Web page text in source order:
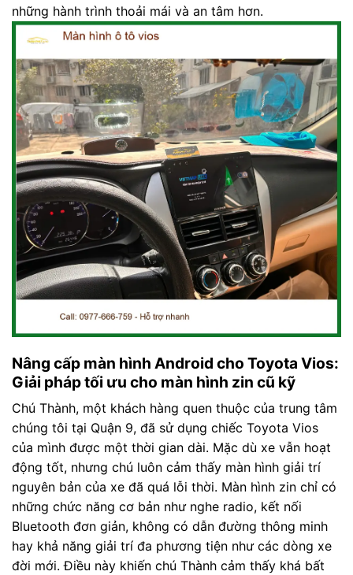
những hành trình thoải mái và an tâm hơn.
Nâng cấp màn hình Android cho Toyota Vios:
Giải pháp tối ưu cho màn hình zin cũ kỹ
Chú Thành, một khách hàng quen thuộc của trung tâm
chúng tôi tại Quận 9, đã sử dụng chiếc Toyota Vios
của mình được một thời gian dài. Mặc dù xe vẫn hoạt
động tốt, nhưng chú luôn cảm thấy màn hình giải trí
nguyên bản của xe đã quá lỗi thời. Màn hình zin chỉ có
những chức năng cơ bản như nghe radio, kết nối
Bluetooth đơn giản, không có dẫn đường thông minh
hay khả năng giải trí đa phương tiện như các dòng xe
đời mới. Điều này khiến chú Thành cảm thấy khá bất